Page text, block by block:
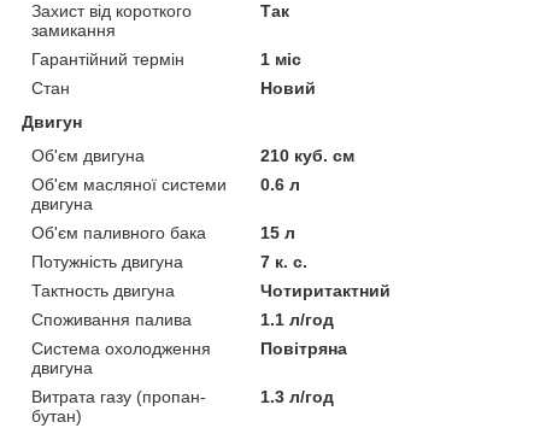
Захист від короткого
замикання
Так
Гарантійний термін
1 міс
Стан
Новий
Двигун
Об'єм двигуна
210 куб. см
Об'єм масляної системи
двигуна
0.6 л
Об'єм паливного бака
15 л
Потужність двигуна
7 к. с.
Тактность двигуна
Чотиритактний
Споживання палива
1.1 л/год
Система охолодження
двигуна
Повітряна
Витрата газу (пропан-
бутан)
1.3 л/год